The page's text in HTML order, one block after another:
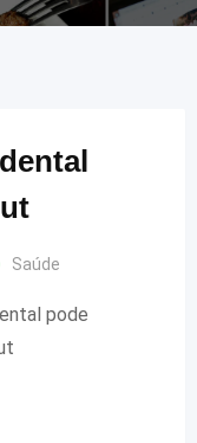
Saúde
pode